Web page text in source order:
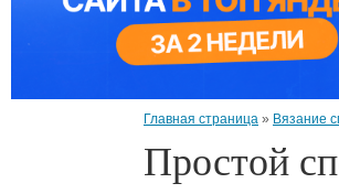
Главная страница » Вязание
Простой